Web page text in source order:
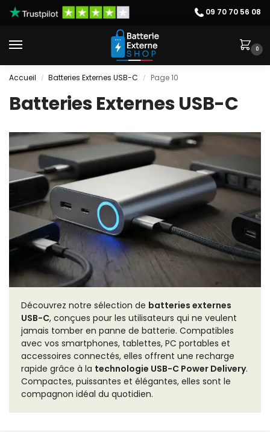
09 70 70 56 08
0
Accueil / Batteries Externes USB-C / Page 10
Batteries Externes USB-C
Découvrez notre sélection de batteries externes
USB-C, conçues pour les utilisateurs qui ne veulent
jamais tomber en panne de batterie. Compatibles
avec vos smartphones, tablettes, PC portables et
accessoires connectés, elles offrent une recharge
rapide grâce à la technologie USB-C Power Delivery.
Compactes, puissantes et élégantes, elles sont le
compagnon idéal du quotidien.